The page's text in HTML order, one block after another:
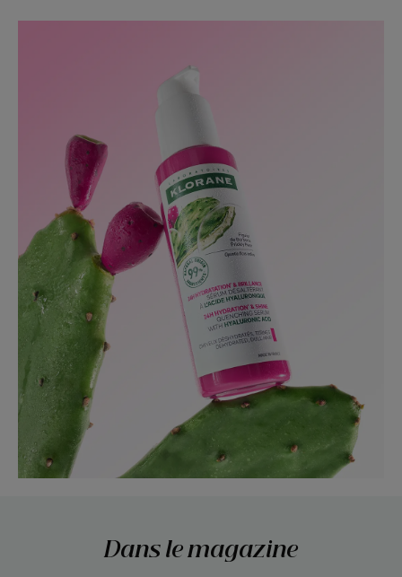
Dans le magazine